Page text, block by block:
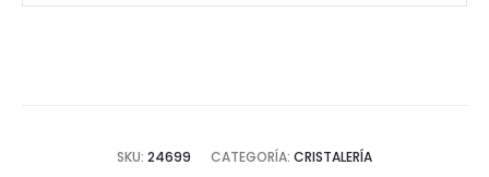
cantidad
SKU: 24699 CATEGORÍA: CRISTALERÍA